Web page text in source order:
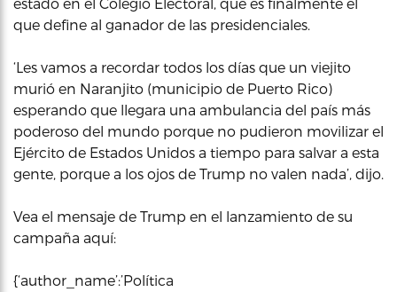
que define al ganador de las presidenciales.
‘Les vamos a recordar todos los días que un viejito
murió en Naranjito (municipio de Puerto Rico)
esperando que llegara una ambulancia del país más
poderoso del mundo porque no pudieron movilizar el
Ejército de Estados Unidos a tiempo para salvar a esta
gente, porque a los ojos de Trump no valen nada’, dijo.
Vea el mensaje de Trump en el lanzamiento de su
campaña aquí:
{‘author_name’:’Política